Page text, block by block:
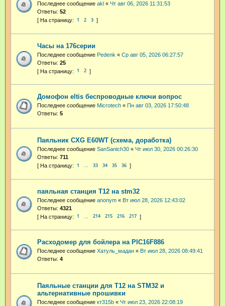
Последнее сообщение akl « Чт авг 06, 2026 11:31:53
Ответы: 52
1 2 3
Часы на 176серии
Последнее сообщение Pedenk « Ср авг 05, 2026 06:27:57
Ответы: 25
1 2
Домофон eltis беспроводные ключи вопрос
Последнее сообщение Microtech « Пн авг 03, 2026 17:50:48
Ответы: 5
Паяльник CXG E60WT (схема, доработка)
Последнее сообщение SanSanich30 « Чт июл 30, 2026 00:26:30
Ответы: 711
1 … 33 34 35 36
паяльная станция T12 на stm32
Последнее сообщение anonym « Вт июл 28, 2026 12:43:02
Ответы: 4321
1 214 215 216 217
Расходомер для бойлера на PIC16F886
Последнее сообщение Хатуль_мадан « Вт июл 28, 2026 08:49:41
Ответы: 4
Паяльные станции для T12 на STM32 и
альтернативные прошивки
Последнее сообщение кт315b « Чт июл 23, 2026 22:08:19